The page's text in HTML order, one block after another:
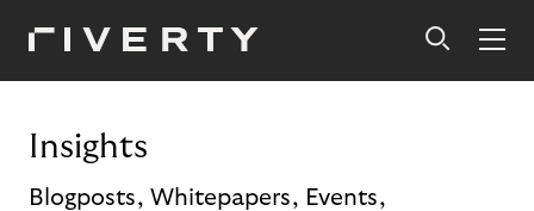
Insights
Blogposts, Whitepapers, Events,